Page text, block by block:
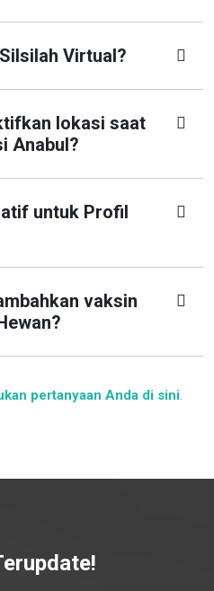
Virtual?
lokasi saat
Anabul?
untuk Profil
vaksin
pertanyaan Anda di sini.